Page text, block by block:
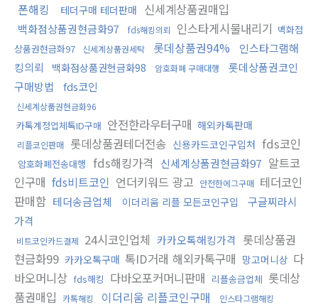
폰해킹
테더구매 테더판매 신세계상품권매입
백화점상품권현금화97 fds해킹의뢰 인스타게시물내리기 백화점
상품권현금화97
신세계상품권세탁 롯데상품권94%
인스타그램해
킹의뢰
백화점상품권현금화98 암호화폐 구매대행
롯데상품권코인
구매방법
fds코인
신세계상품권현금화96
카톡계정업체톡ID구매 안전한라우터구매 해외카톡판매
리플코인판매 롯데상품권테더전송 신용카드코인구입처 fds코인
암호화폐전송대행 fds해킹가격 신세계상품권현금화97 알트코
인구매 fds비트코인 언더키워드 광고 안전한에그구매 테더코인
판매함 테더송금업체 이더리움 리플 모든코인구입
구글찌라시
가격
비트코인카드결제 24시코인업체 카카오톡해킹가격 롯데상품권
현금화99 카카오톡구매 톡ID거래 해외카톡구매 망고머니상 다
바오머니상 fds해킹 다바오포커머니판매 리플송금업체 롯데상
품권매입 카톡해킹 이더리움 리플코인구매 인스타그램해킹